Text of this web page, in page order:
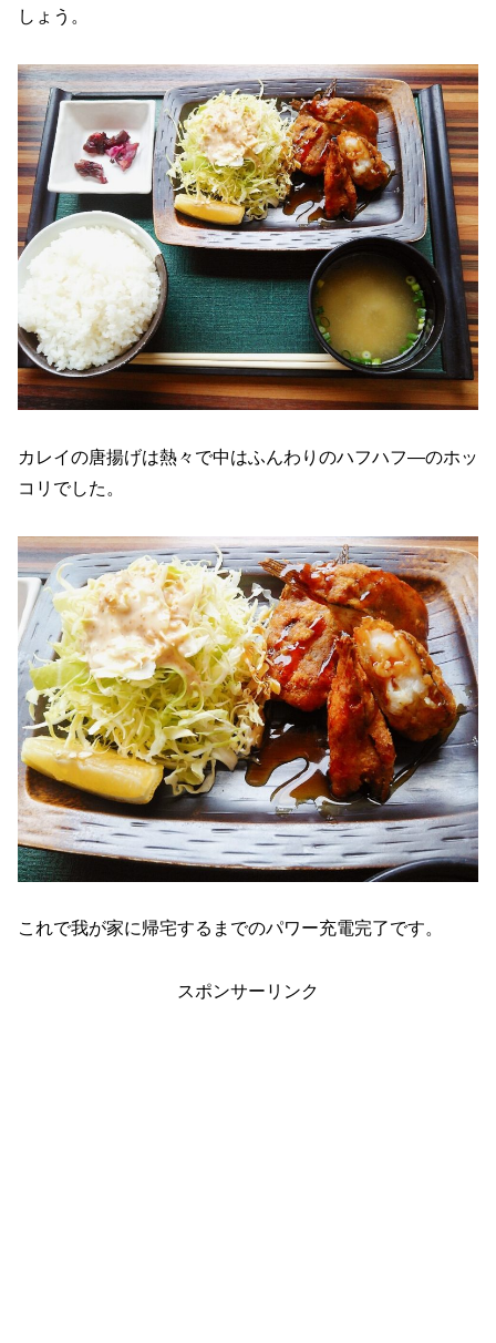
しょう。
カレイの唐揚げは熱々で中はふんわりのハフハフ―のホッ
コリでした。
これで我が家に帰宅するまでのパワー充電完了です。
スポンサーリンク